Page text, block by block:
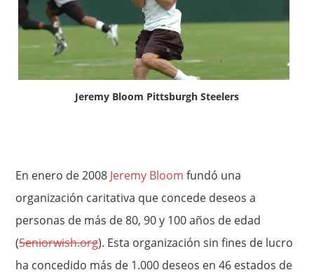
Jeremy Bloom Pittsburgh Steelers
En enero de 2008 Jeremy Bloom fundó una
organización caritativa que concede deseos a
personas de más de 80, 90 y 100 años de edad
(Seniorwish.org). Esta organización sin fines de lucro
ha concedido más de 1.000 deseos en 46 estados de